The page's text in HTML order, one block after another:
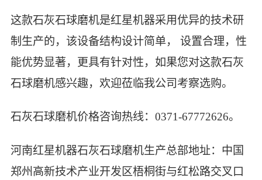
这款石灰石球磨机是红星机器采用优异的技术研
制生产的，该设备结构设计简单， 设置合理，性
能优势显著，更具有针对性，如果您对这款石灰
石球磨机感兴趣，欢迎莅临我公司考察选购。
石灰石球磨机价格咨询热线：0371-67772626。
河南红星机器石灰石球磨机生产总部地址：中国
郑州高新技术产业开发区梧桐街与红松路交叉口